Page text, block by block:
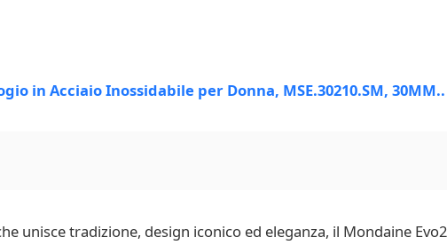
unisce tradizione, design iconico ed eleganza, il Mondaine